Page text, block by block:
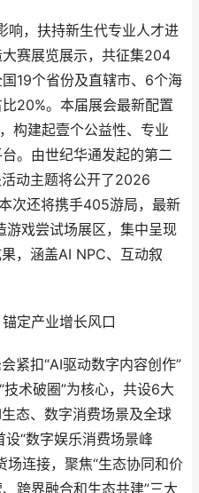
，扶持新生代专业人才进
赛展览展示，共征集204
19个省份及直辖市、6个海
20%。本届展会最新配置
构建起壹个公益性、专业
。由世纪华通发起的第二
动主题将公开了2026
次还将携手405游局，最新
戏尝试场展区，集中呈现
，涵盖AI NPC、互动叙
定产业增长风口
扣“AI驱动数字内容创作”
技术破圈”为核心，共设6大
态、数字消费场景及全球
“数字娱乐消费场景峰
场连接，聚焦“生态协同和价
跨界融合和生态共建”三大